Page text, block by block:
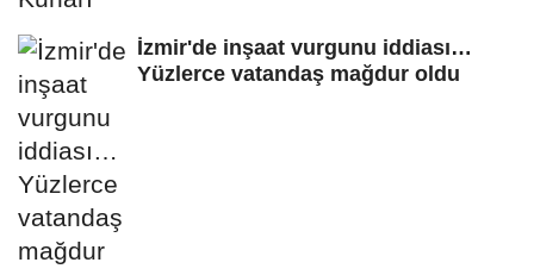
İzmir'de inşaat vurgunu iddiası…
Yüzlerce vatandaş mağdur oldu